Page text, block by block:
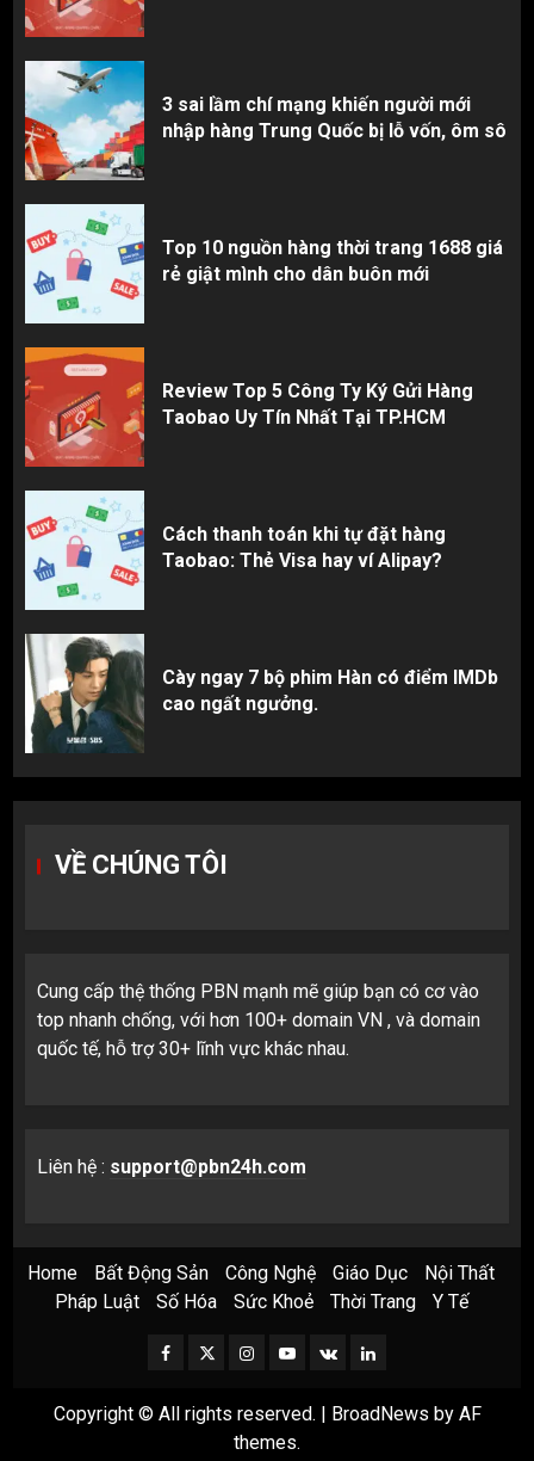
3 sai lầm chí mạng khiến người mới
nhập hàng Trung Quốc bị lỗ vốn, ôm sô
Top 10 nguồn hàng thời trang 1688 giá
rẻ giật mình cho dân buôn mới
Review Top 5 Công Ty Ký Gửi Hàng
Taobao Uy Tín Nhất Tại TP.HCM
Cách thanh toán khi tự đặt hàng
Taobao: Thẻ Visa hay ví Alipay?
Cày ngay 7 bộ phim Hàn có điểm IMDb
cao ngất ngưởng.
VỀ CHÚNG TÔI
Cung cấp thệ thống PBN mạnh mẽ giúp bạn có cơ vào
top nhanh chống, với hơn 100+ domain VN , và domain
quốc tế, hỗ trợ 30+ lĩnh vực khác nhau.
Liên hệ : support@pbn24h.com
Home Bất Động Sản Công Nghệ Giáo Dục
Nội Thất
Pháp Luật
Số Hóa Sức Khoẻ Thời Trang Y Tế
Facebook
TwitterInstagram
Youtube
VK LinkedIn
Copyright © All rights reserved. | BroadNews by AF
themes.